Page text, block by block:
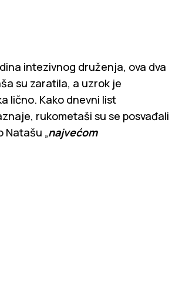
intezivnog druženja, ova dva
su zaratila, a uzrok je
lično. Kako dnevni list
rukometaši su se posvađali
Natašu „najvećom